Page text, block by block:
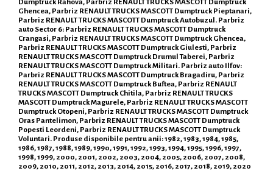
Dumptruck Rahova, Parbriz RENAULT TRUCKS MASCOTT Dumptruck
Ghencea, Parbriz RENAULT TRUCKS MASCOTT Dumptruck Pieptanari,
Parbriz RENAULT TRUCKS MASCOTT Dumptruck Autobuzul. Parbriz
auto Sector 6: Parbriz RENAULT TRUCKS MASCOTT Dumptruck
Crangasi, Parbriz RENAULT TRUCKS MASCOTT Dumptruck Ghencea,
Parbriz RENAULT TRUCKS MASCOTT Dumptruck Giulesti, Parbriz
RENAULT TRUCKS MASCOTT Dumptruck Drumul Taberei, Parbriz
RENAULT TRUCKS MASCOTT Dumptruck Militari. Parbriz auto Ilfov:
Parbriz RENAULT TRUCKS MASCOTT Dumptruck Bragadiru, Parbriz
RENAULT TRUCKS MASCOTT Dumptruck Buftea, Parbriz RENAULT
TRUCKS MASCOTT Dumptruck Chitila, Parbriz RENAULT TRUCKS
MASCOTT Dumptruck Magurele, Parbriz RENAULT TRUCKS MASCOTT
Dumptruck Otopeni, Parbriz RENAULT TRUCKS MASCOTT Dumptruck
Oras Pantelimon, Parbriz RENAULT TRUCKS MASCOTT Dumptruck
Popesti Leordeni, Parbriz RENAULT TRUCKS MASCOTT Dumptruck
Voluntari. Produse disponibile pentru anii: 1982, 1983, 1984, 1985,
1986, 1987, 1988, 1989, 1990, 1991, 1992, 1993, 1994, 1995, 1996, 1997,
1998, 1999, 2000, 2001, 2002, 2003, 2004, 2005, 2006, 2007, 2008,
2009, 2010, 2011, 2012, 2013, 2014, 2015, 2016, 2017, 2018, 2019, 2020